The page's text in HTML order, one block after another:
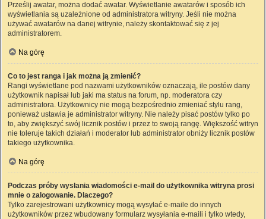
Prześlij awatar, można dodać awatar. Wyświetlanie awatarów i sposób ich
wyświetlania są uzależnione od administratora witryny. Jeśli nie można
używać awatarów na danej witrynie, należy skontaktować się z jej
administratorem.
Na górę
Co to jest ranga i jak można ją zmienić?
Rangi wyświetlane pod nazwami użytkowników oznaczają, ile postów dany
użytkownik napisał lub jaki ma status na forum, np. moderatora czy
administratora. Użytkownicy nie mogą bezpośrednio zmieniać stylu rang,
ponieważ ustawia je administrator witryny. Nie należy pisać postów tylko po
to, aby zwiększyć swój licznik postów i przez to swoją rangę. Większość witryn
nie toleruje takich działań i moderator lub administrator obniży licznik postów
takiego użytkownika.
Na górę
Podczas próby wysłania wiadomości e-mail do użytkownika witryna prosi
mnie o zalogowanie. Dlaczego?
Tylko zarejestrowani użytkownicy mogą wysyłać e-maile do innych
użytkowników przez wbudowany formularz wysyłania e-maili i tylko wtedy,